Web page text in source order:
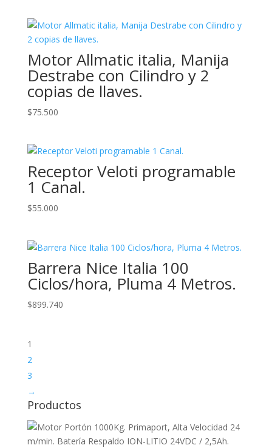
Motor Allmatic italia, Manija
Destrabe con Cilindro y 2
copias de llaves.
$75.500
Receptor Veloti programable
1 Canal.
$55.000
Barrera Nice Italia 100
Ciclos/hora, Pluma 4 Metros.
$899.740
1
2
3
→
Productos